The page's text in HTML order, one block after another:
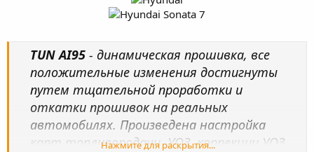
а
н
и
я
TUN AI95 - динамическая прошивка, все
положительные изменения достигнуты
путем тщательной проработки и
откатки прошивок на реальных
автомобилях. Произведена настройка
карт топливоподачи, УОЗ, коррекции УОЗ,
Нажмите для раскрытия...